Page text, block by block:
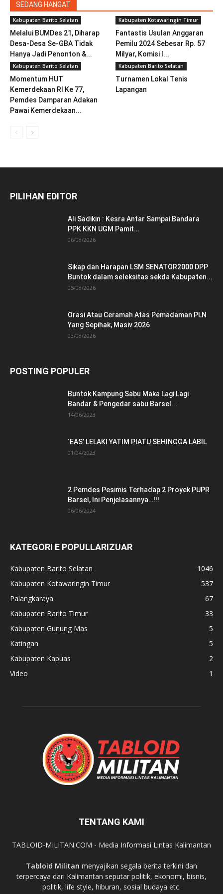
SEDANG HANGAT
Kabupaten Barito Selatan
Melalui BUMDes 21, Diharap
Desa-Desa Se-GBA Tidak
Hanya Jadi Penonton &...
Kabupaten Kotawaringin Timur
Fantastis Usulan Anggaran
Pemilu 2024 Sebesar Rp. 57
Milyar, Komisi I...
Kabupaten Barito Selatan
Momentum HUT
Kemerdekaan RI Ke 77,
Pemdes Damparan Adakan
Pawai Kemerdekaan...
Kabupaten Barito Selatan
Turnamen Lokal Tenis
Lapangan
PILIHAN EDITOR
Ali Sadikin : Kesra Antar Sampai Bandara
PPK KKN UGM Pamit...
06/08/2026
Sikap dan Harapan LSM SENATOR2000 DPP
Buntok dalam seleksitas sekda Kabupaten...
05/08/2026
Orasi Atau Ceramah Atas Pemadaman PLN
Yang Sepihak, Masiv 2026
03/08/2026
POSTING POPULER
Buntok Kampung Sabu Maka Lagi Lagi
Bandar & Pengedar sabu Barsel...
14/06/2023
‘EAS’ LELAKI YATIM PIATU SEHINGGA LABIL
01/04/2023
2 Pemdes Pesimis Terhadap 2 Proyek PUPR
Barsel, Ini Penjelasannya…!!!
06/06/2024
KATEGORI E POPULLARIZUAR
Kabupaten Barito Selatan
1046
Kabupaten Kotawaringin Timur
537
Palangkaraya
67
Kabupaten Barito Timur
33
Kabupaten Gunung Mas
5
Katingan
5
Kabupaten Kapuas
2
Video
1
TENTANG KAMI
TABLOID-MILITAN.COM - Media Informasi Lintas Kalimantan
Tabloid Militan menyajikan segala berita terkini dan
terpercaya dari Kalimantan seputar politik, ekonomi, bisnis,
politik, life style, hiburan, sosial budaya etc.